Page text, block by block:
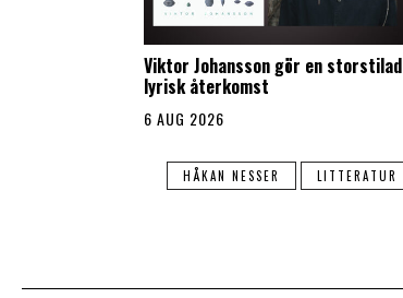
Viktor Johansson gör en storstilad
lyrisk återkomst
6 AUG 2026
HÅKAN NESSER LITTERATUR